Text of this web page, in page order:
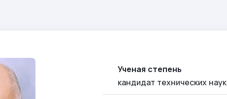
Ученая степень
кандидат технических наук